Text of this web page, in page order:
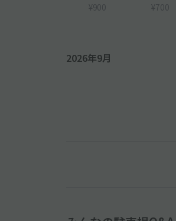
¥900 ¥700
2026年9月